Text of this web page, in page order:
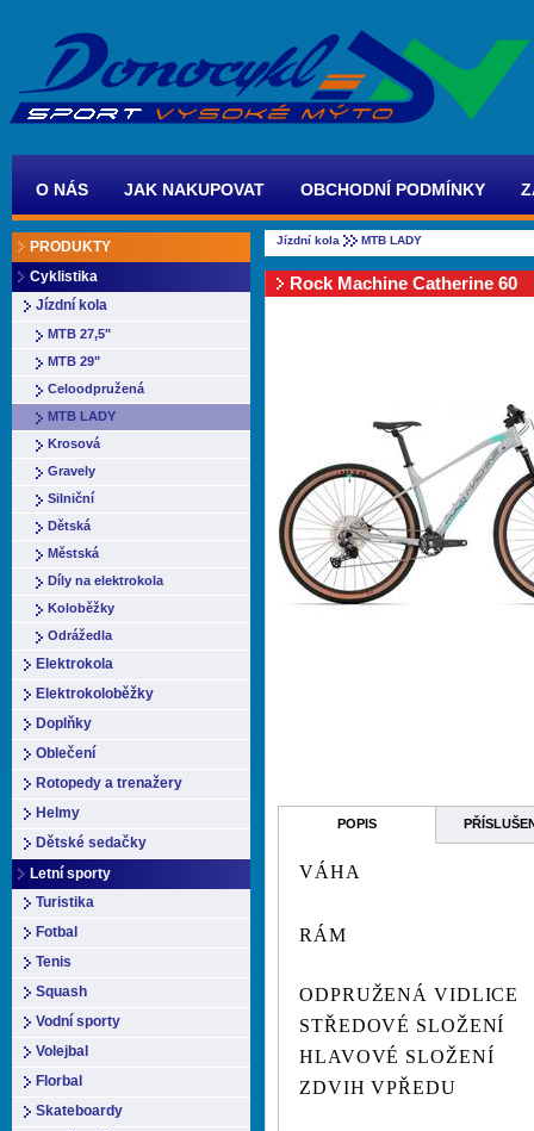
O NÁS JAK NAKUPOVAT OBCHODNÍ PODMÍNKY
PRODUKTY
Cyklistika
Jízdní kola
MTB 27,5"
MTB 29"
Celoodpružená
MTB LADY
Krosová
Gravely
Silniční
Dětská
Městská
Díly na elektrokola
Koloběžky
Odrážedla
Elektrokola
Elektrokoloběžky
Doplňky
Oblečení
Rotopedy a trenažery
Helmy
Dětské sedačky
Letní sporty
Turistika
Fotbal
Tenis
Squash
Vodní sporty
Volejbal
Florbal
Skateboardy
Jízdní kola MTB LADY
Rock Machine Catherine 60
POPIS
VÁHA
RÁM
ODPRUŽENÁ VIDLICE
STŘEDOVÉ SLOŽENÍ
HLAVOVÉ SLOŽENÍ
ZDVIH VPŘEDU